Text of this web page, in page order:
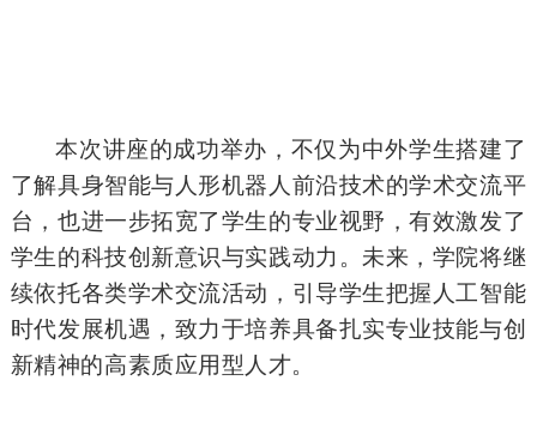
本次讲座的成功举办，不仅为中外学生搭建了
了解具身智能与人形机器人前沿技术的学术交流平
台，也进一步拓宽了学生的专业视野，有效激发了
学生的科技创新意识与实践动力。未来，学院将继
续依托各类学术交流活动，引导学生把握人工智能
时代发展机遇，致力于培养具备扎实专业技能与创
新精神的高素质应用型人才。